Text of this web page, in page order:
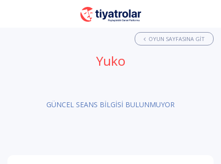
OYUN SAYFASINA GIT
Yuko
GÜNCEL SEANS BİLGİSİ BULUNMUYOR